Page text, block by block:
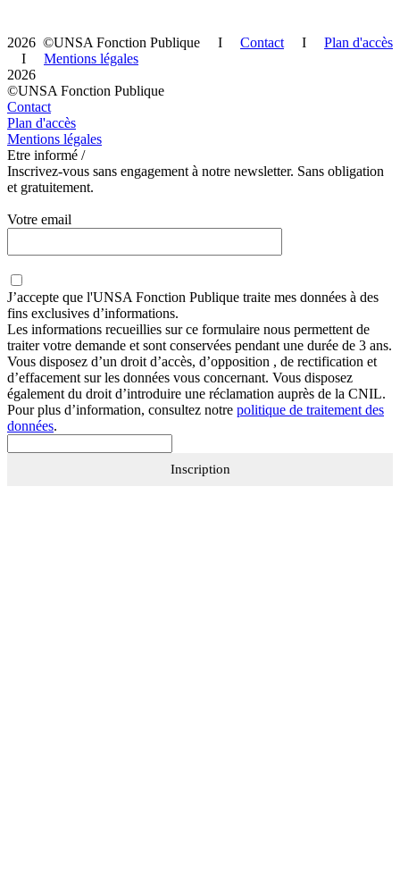
2026 ©UNSA Fonction Publique I Contact I Plan d'accès
I Mentions légales
2026
©UNSA Fonction Publique
Contact
Plan d'accès
Mentions légales
Etre informé /
Inscrivez-vous sans engagement à notre newsletter. Sans obligation
et gratuitement.
Votre email
J’accepte que l'UNSA Fonction Publique traite mes données à des
fins exclusives d’informations.
Les informations recueillies sur ce formulaire nous permettent de
traiter votre demande et sont conservées pendant une durée de 3 ans.
Vous disposez d’un droit d’accès, d’opposition , de rectification et
d’effacement sur les données vous concernant. Vous disposez
également du droit d’introduire une réclamation auprès de la CNIL.
Pour plus d’information, consultez notre politique de traitement des
données.
Inscription